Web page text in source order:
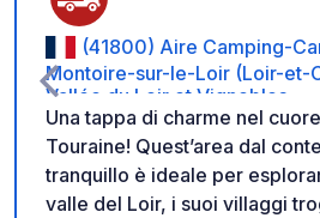
(41800) Aire Camping-
Montoire-sur-le-Loir (Loir-et-
Vallée du Loir et Vignobles
Una tappa di charme nel
Touraine! Quest’area dal
tranquillo è ideale per
valle del Loir, i suoi villaggi